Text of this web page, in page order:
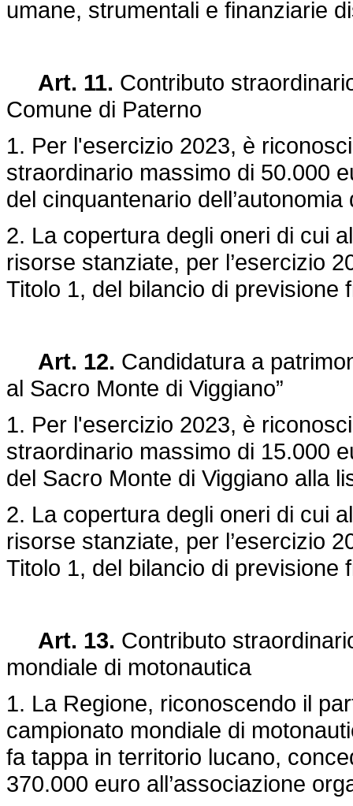
umane, strumentali e finanziarie
Art. 11. Contributo
Comune di Paterno
1. Per l'esercizio 2023, è
straordinario massimo di 50.000
del cinquantenario
2. La copertura degli oneri di cui
risorse stanziate, per l’esercizio
Titolo 1, del bilancio di previsione
Art. 12. Candidatura a
al Sacro Monte di Viggiano”
1. Per l'esercizio 2023, è
straordinario massimo di 15.000
del Sacro Monte di Viggiano alla
2. La copertura degli oneri di cui
risorse stanziate, per l’esercizio
Titolo 1, del bilancio di previsione
Art. 13. Contributo
mondiale di motonautica
1. La Regione, riconoscendo il
campionato mondiale di
fa tappa in territorio lucano,
370.000 euro all’associazione